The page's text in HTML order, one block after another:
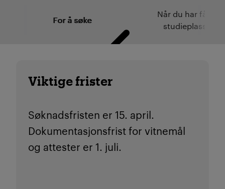
For å søke
Når du har fått
studieplass
Viktige frister
Søknadsfristen er 15. april.
Dokumentasjonsfrist for vitnemål
og attester er 1. juli.